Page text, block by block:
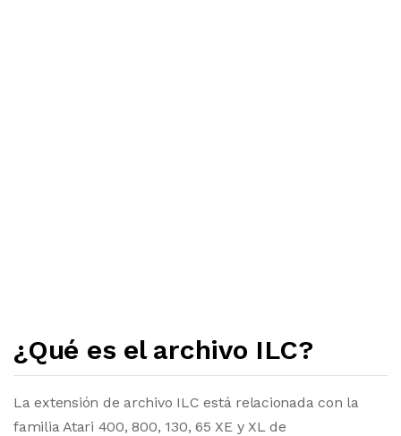
¿Qué es el archivo ILC?
La extensión de archivo ILC está relacionada con la
familia Atari 400, 800, 130, 65 XE y XL de